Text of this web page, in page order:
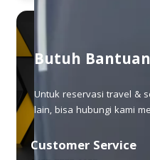
Butuh
Untuk reservasi travel &
lain, bisa hubungi kami
Customer Service